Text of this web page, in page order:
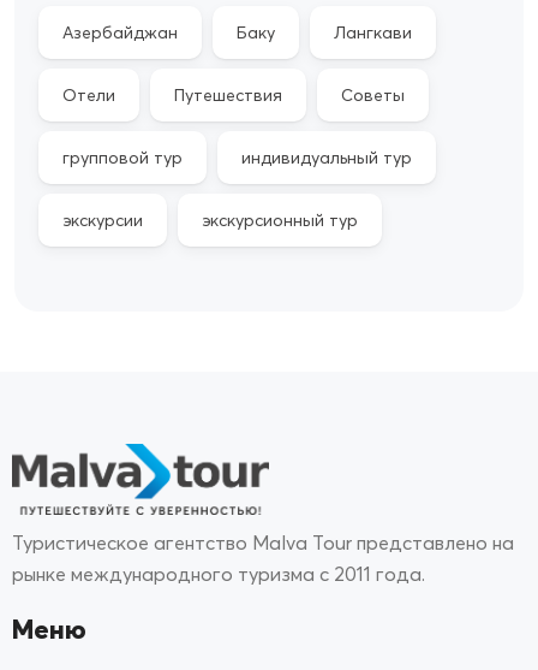
Азербайджан Баку Лангкави
Отели Путешествия Советы
групповой тур индивидуальный тур
экскурсии экскурсионный тур
Туристическое агентство Malva Tour представлено на
рынке международного туризма с 2011 года.
Меню